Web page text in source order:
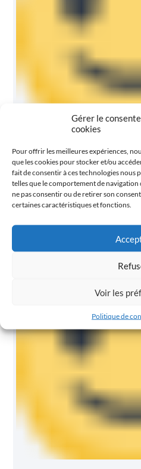
Gérer le
cookies
Pour offrir les meilleures expériences,
que les cookies pour stocker et/ou
fait de consentir à ces technologies nous
telles que le comportement de navigation
ne pas consentir ou de retirer son
certaines caractéristiques et fonctions.
Voir les
Politique de
Sur Les Terres De
Salon Du Livre De La
On est là … Sur les terres de
de La Brède, festival de sourires